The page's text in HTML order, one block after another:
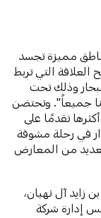
مميزة تجسد
التي تربط
وذلك تحت
جميعاً". وتحتضن
تقدمًا على
في رحلة مشوقة
من المعارض
زايد آل نهيان،
إدارة شركة